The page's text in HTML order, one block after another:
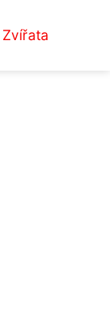
Zvířata